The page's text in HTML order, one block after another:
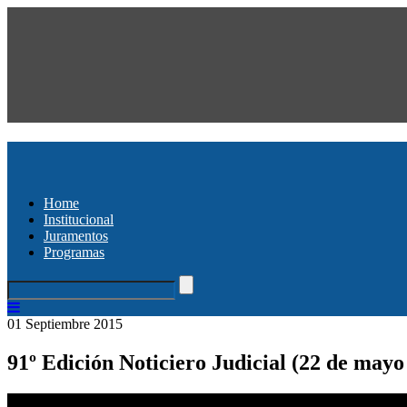
Home
Institucional
Juramentos
Programas
01 Septiembre 2015
91º Edición Noticiero Judicial (22 de mayo